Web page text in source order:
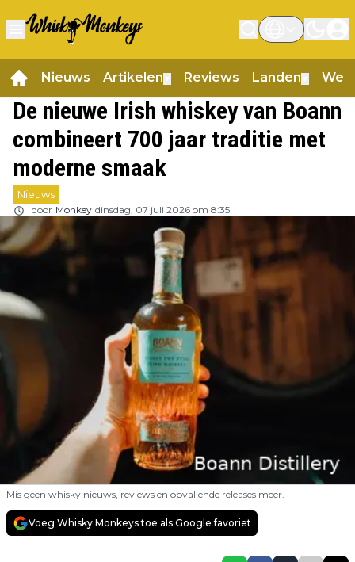
Nieuws Artikelen Reviews Landen
De nieuwe Irish whiskey van Boann
combineert 700 jaar traditie met
moderne smaak
Nieuws
door Monkey dinsdag, 07 juli 2026 om 8:35
Mis geen whisky nieuws, reviews en opvallende releases meer.
Voeg Whisky Monkeys toe als Google favoriet